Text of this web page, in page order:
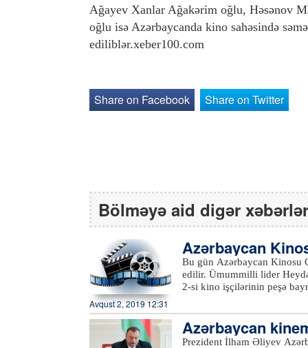
Ağayev Xanlar Ağakərim oğlu, Həsənov
oğlu isə Azərbaycanda kino sahəsində
ediliblər.xeber100.com
Share on Facebook Share on Twitter
Bölməyə aid digər xəbərlər
Azərbaycan
Bu gün Azərbaycan Kinosu
edilir. Ümummilli lider
2-si kino işçilərinin peşə
olunub. Onların bir hissəsi,
“Sevinc buxtası”,
cümlədən “Ögey ana”,
Avqust 2, 2019 12:31
Azərbaycan
Prezident İlham Əliyev